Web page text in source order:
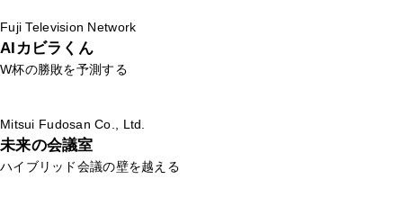
Fuji Television Network
AIカビラくん
W杯の勝敗を予測する
Mitsui Fudosan Co., Ltd.
未来の会議室
ハイブリッド会議の壁を越える